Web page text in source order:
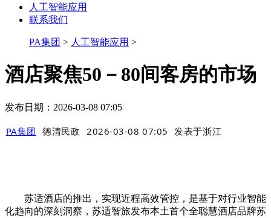
人工智能应用
联系我们
PA集团 > 人工智能应用 >
酒店聚焦50－80间客房的市场
发布日期：2026-03-08 07:05
PA集团 德清民政 2026-03-08 07:05 发表于浙江
苏适酒店的推出，实现近程高效管控，是基于对行业智能
化趋向的深刻洞察，苏适智旅发布本土首个全聪慧酒店品牌苏